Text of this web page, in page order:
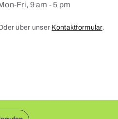
Fri, 9 am - 5 pm
über unser Kontaktformular.